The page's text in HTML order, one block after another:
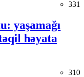
331
yaşamağı
həyata
310